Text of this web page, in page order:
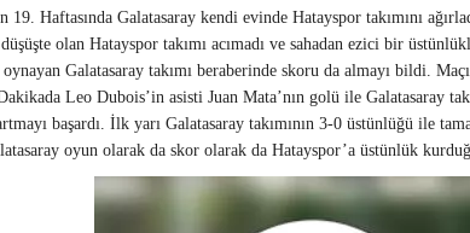
Haftasında Galatasaray kendi evinde Hatayspor takımını
olan Hatayspor takımı acımadı ve sahadan ezici bir
Galatasaray takımı beraberinde skoru da almayı bildi.
Leo Dubois’in asisti Juan Mata’nın golü ile Galatasaray
başardı. İlk yarı Galatasaray takımının 3-0 üstünlüğü ile
oyun olarak da skor olarak da Hatayspor’a üstünlük